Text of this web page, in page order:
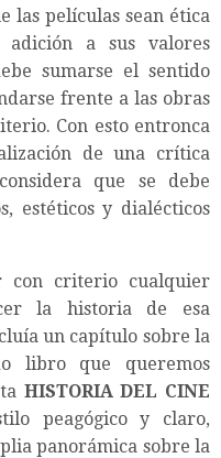
las películas sean ética
a sus valores
sumarse el sentido
frente a las obras
Con esto entronca
de una crítica
que se debe
estéticos y dialécticos
con criterio cualquier
la historia de esa
un capítulo sobre la
libro que queremos
HISTORIA DEL CINE
peagógico y claro,
panorámica sobre la